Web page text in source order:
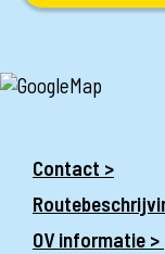
Contact >
OV informatie >